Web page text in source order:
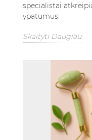
specialistai
ypatumus.
Skaityti Daugiau